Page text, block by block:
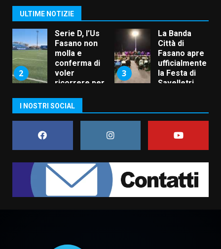
ULTIME NOTIZIE
2
Serie D, l’Us
Fasano non
molla e
conferma di
voler
ricorrere per
l’iscrizione
8 Agosto 2026
19:55
3
La Banda
Città di
Fasano apre
ufficialmente
la Festa di
Savelletri
I NOSTRI SOCIAL